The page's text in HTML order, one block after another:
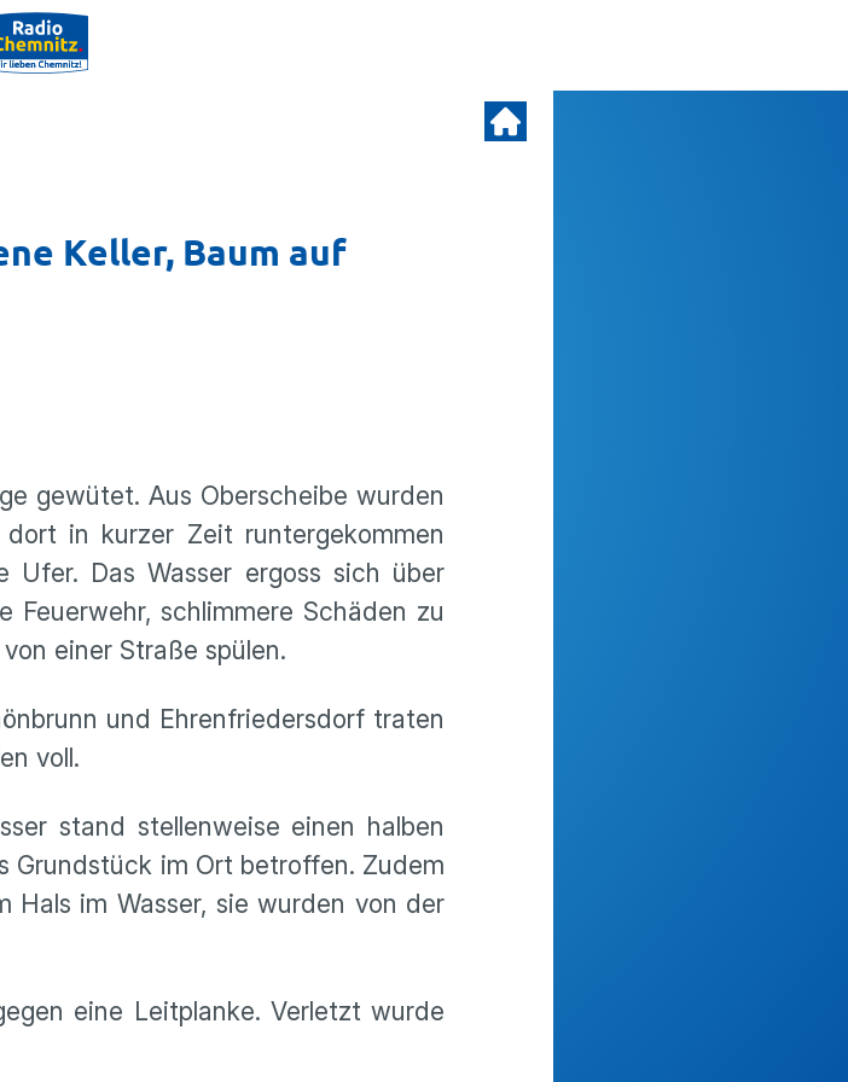
Keller, Baum auf
gewütet. Aus Oberscheibe wurden
in kurzer Zeit runtergekommen
Das Wasser ergoss sich über
Feuerwehr, schlimmere Schäden zu
einer Straße spülen.
und Ehrenfriedersdorf traten
voll.
stand stellenweise einen halben
Grundstück im Ort betroffen. Zudem
Hals im Wasser, sie wurden von der
eine Leitplanke. Verletzt wurde